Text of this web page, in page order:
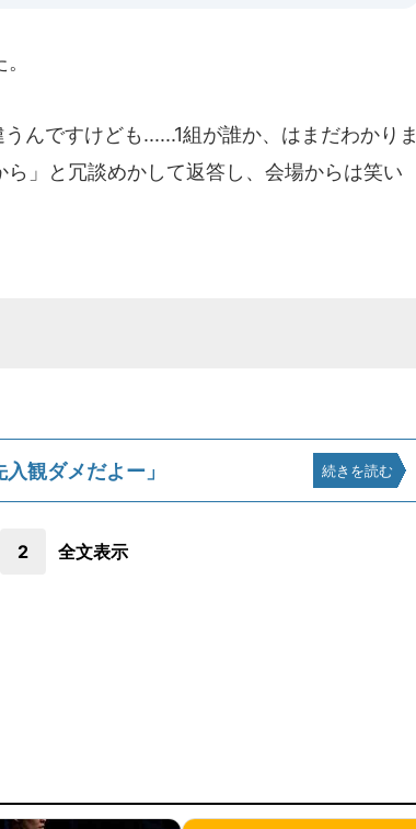
んですけども......1組が誰か、はまだわかりま
」と冗談めかして返答し、会場からは笑い
観ダメだよー」 続きを読む
2 全文表示